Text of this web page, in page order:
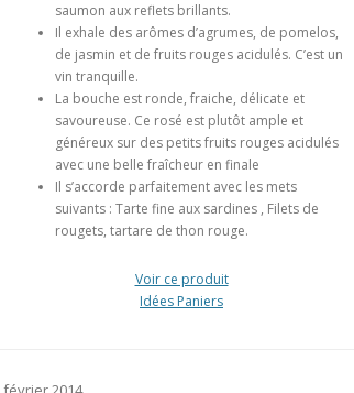
saumon aux reflets brillants.
Il exhale des arômes d’agrumes, de pomelos,
de jasmin et de fruits rouges acidulés. C’est un
vin tranquille.
La bouche est ronde, fraiche, délicate et
savoureuse. Ce rosé est plutôt ample et
généreux sur des petits fruits rouges acidulés
avec une belle fraîcheur en finale
Il s’accorde parfaitement avec les mets
suivants : Tarte fine aux sardines , Filets de
rougets, tartare de thon rouge.
Voir ce produit
Idées Paniers